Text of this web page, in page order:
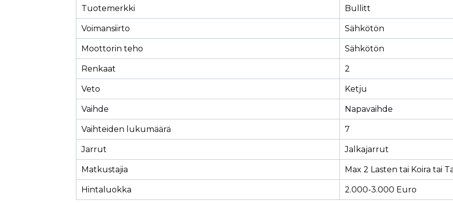
Tuotemerkki Bullitt
Voimansiirto Sähkötön
Moottorin teho Sähkötön
Renkaat 2
Veto Ketju
Vaihde Napavaihde
Vaihteiden lukumäärä 7
Jarrut Jalkajarrut
Matkustajia Max 2 Lasten tai Koira tai
Hintaluokka 2.000-3.000 Euro